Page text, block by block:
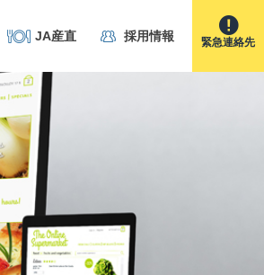
JA産直 採用情報 緊急連絡先